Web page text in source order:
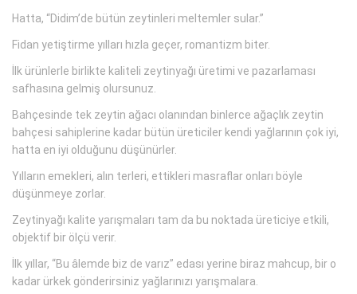
Hatta, “Didim’de bütün zeytinleri meltemler sular.”
Fidan yetiştirme yılları hızla geçer, romantizm biter.
İlk ürünlerle birlikte kaliteli zeytinyağı üretimi ve pazarlaması
safhasına gelmiş olursunuz.
Bahçesinde tek zeytin ağacı olanından binlerce ağaçlık zeytin
bahçesi sahiplerine kadar bütün üreticiler kendi yağlarının çok iyi,
hatta en iyi olduğunu düşünürler.
Yılların emekleri, alın terleri, ettikleri masraflar onları böyle
düşünmeye zorlar.
Zeytinyağı kalite yarışmaları tam da bu noktada üreticiye etkili,
objektif bir ölçü verir.
İlk yıllar, “Bu âlemde biz de varız” edası yerine biraz mahcup, bir o
kadar ürkek gönderirsiniz yağlarınızı yarışmalara.